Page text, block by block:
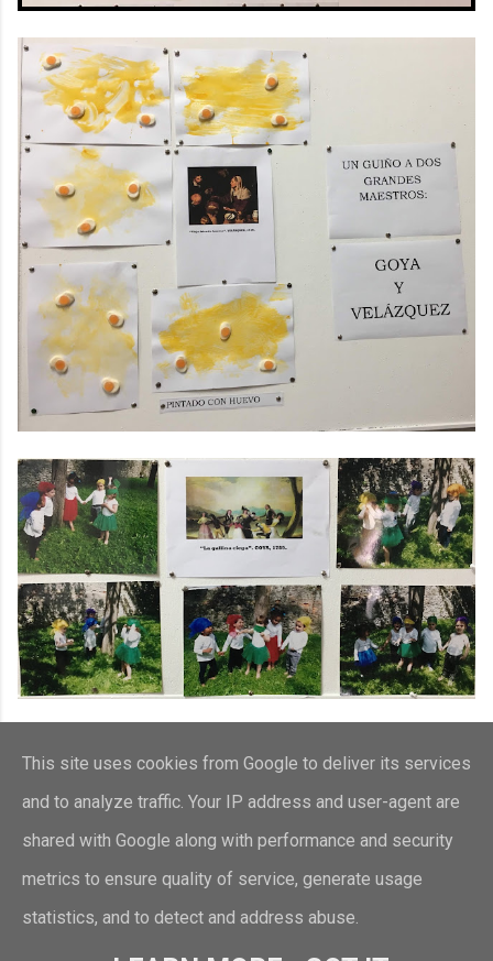
NOS ENCANTA VUESTRA CREATIVIDAD.
This site uses cookies from Google to deliver its services
and to analyze traffic. Your IP address and user-agent are
shared with Google along with performance and security
metrics to ensure quality of service, generate usage
statistics, and to detect and address abuse.